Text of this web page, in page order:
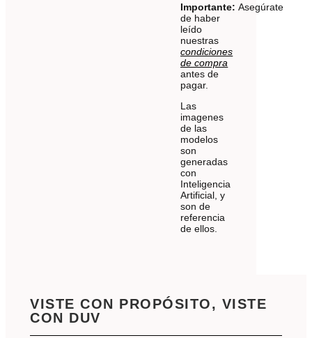
Importante: Asegúrate
de haber
leído
nuestras
condiciones
de compra
antes de
pagar.
Las
imagenes
de las
modelos
son
generadas
con
Inteligencia
Artificial, y
son de
referencia
de ellos.
VISTE CON PROPÓSITO, VISTE
CON DUV